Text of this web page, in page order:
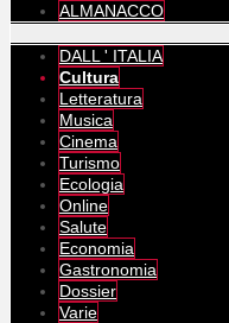
ALMANACCO
DALL ' ITALIA
Cultura
Letteratura
Musica
Cinema
Turismo
Ecologia
Online
Salute
Economia
Gastronomia
Dossier
Varie